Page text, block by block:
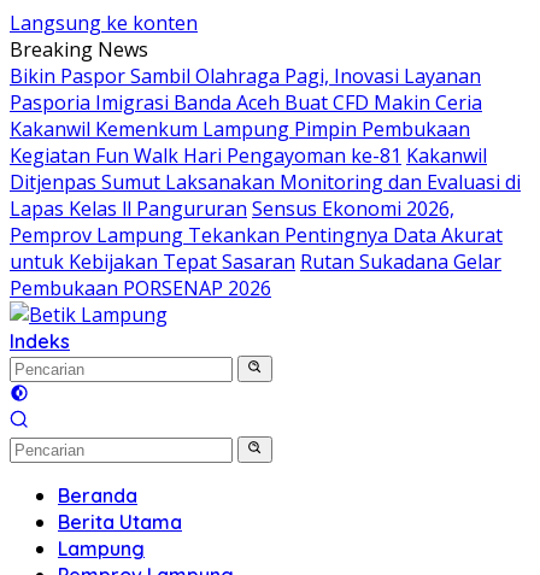
Langsung ke konten
Breaking News
Bikin Paspor Sambil Olahraga Pagi, Inovasi Layanan
Pasporia Imigrasi Banda Aceh Buat CFD Makin Ceria
Kakanwil Kemenkum Lampung Pimpin Pembukaan
Kegiatan Fun Walk Hari Pengayoman ke-81 Kakanwil
Ditjenpas Sumut Laksanakan Monitoring dan Evaluasi di
Lapas Kelas ll Pangururan Sensus Ekonomi 2026,
Pemprov Lampung Tekankan Pentingnya Data Akurat
untuk Kebijakan Tepat Sasaran Rutan Sukadana Gelar
Pembukaan PORSENAP 2026
Indeks
Beranda
Berita Utama
Lampung